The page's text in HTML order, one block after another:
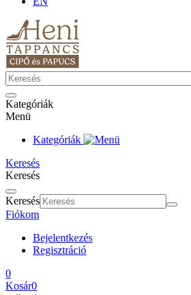
Kategóriák
Menü
Kategóriák
Keresés
Keresés
Keresés
Fiókom
Bejelentkezés
Regisztráció
0
Kosár0